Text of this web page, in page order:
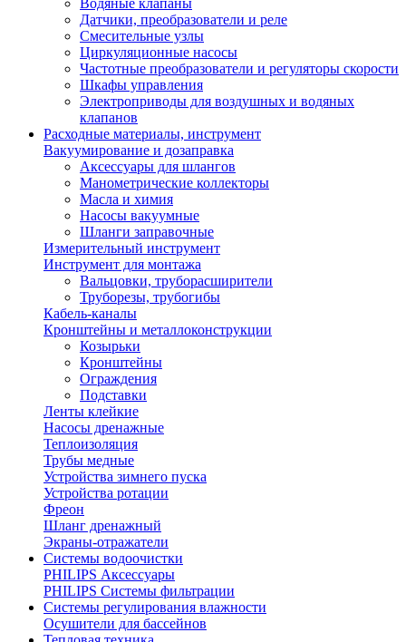
Водяные клапаны
Датчики, преобразователи и реле
Смесительные узлы
Циркуляционные насосы
Частотные преобразователи и регуляторы скорости
Шкафы управления
Электроприводы для воздушных и водяных
клапанов
Расходные материалы, инструмент
Вакуумирование и дозаправка
Аксессуары для шлангов
Манометрические коллекторы
Масла и химия
Насосы вакуумные
Шланги заправочные
Измерительный инструмент
Инструмент для монтажа
Вальцовки, труборасширители
Труборезы, трубогибы
Кабель-каналы
Кронштейны и металлоконструкции
Козырьки
Кронштейны
Ограждения
Подставки
Ленты клейкие
Насосы дренажные
Теплоизоляция
Трубы медные
Устройства зимнего пуска
Устройства ротации
Фреон
Шланг дренажный
Экраны-отражатели
Системы водоочистки
PHILIPS Аксессуары
PHILIPS Системы фильтрации
Системы регулирования влажности
Осушители для бассейнов